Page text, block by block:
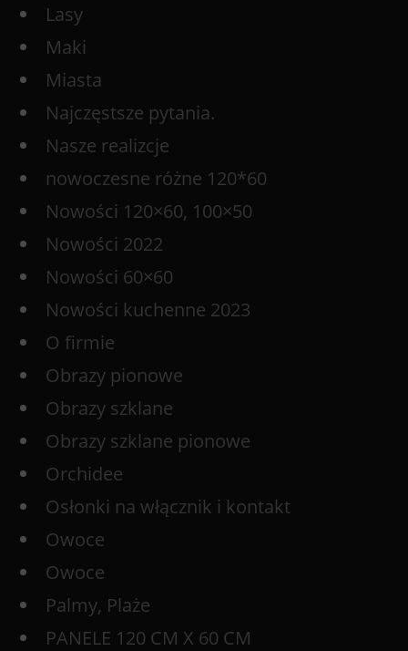
Lasy
Maki
Miasta
Najczęstsze pytania.
Nasze realizcje
nowoczesne różne 120*60
Nowości 120×60, 100×50
Nowości 2022
Nowości 60×60
Nowości kuchenne 2023
O firmie
Obrazy pionowe
Obrazy szklane
Obrazy szklane pionowe
Orchidee
Osłonki na włącznik i kontakt
Owoce
Owoce
Palmy, Plaże
PANELE 120 CM X 60 CM